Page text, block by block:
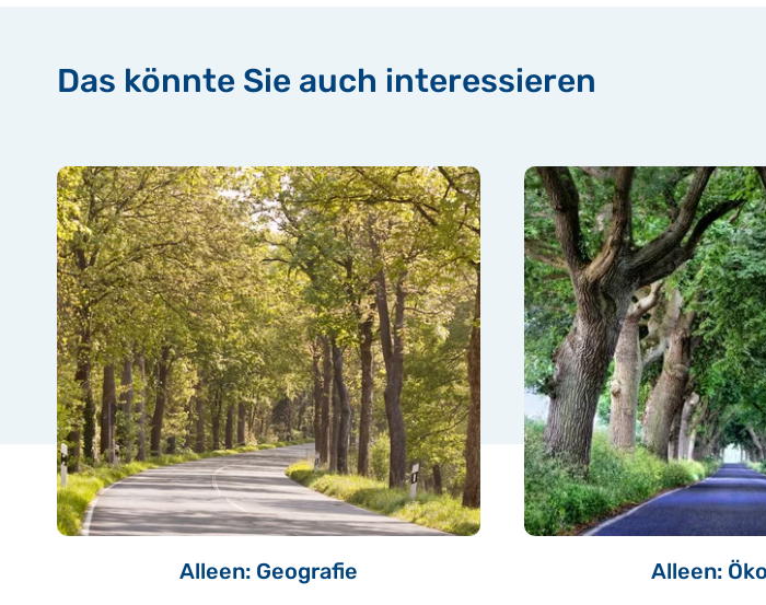
Das könnte Sie auch interessieren
Alleen: Geografie Alleen: